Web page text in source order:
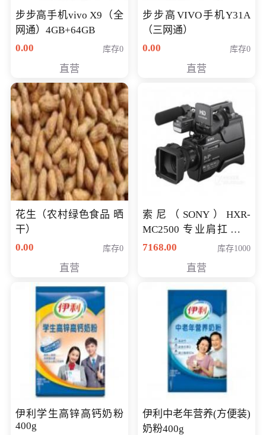
步步高手机vivo X9（全
网通）4GB+64GB
0.00
库存0
直营
步步高VIVO手机Y31A
（三网通）
0.00
库存0
直营
花生（农村绿色食品 晒
干）
0.00
库存0
直营
索尼（SONY）HXR-
MC2500 专业肩扛式存
储卡全高清摄录一体机
清入门级摄像机
7168.00 库存1000
直营
伊利学生高锌高钙奶粉
400g
伊利中老年营养(方便装)
奶粉400g